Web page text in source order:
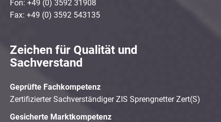
Fon: +49 (0) 3592 31908
Fax: +49 (0) 3592 543135
Zeichen für Qualität und
Sachverstand
Geprüfte Fachkompetenz
Zertifizierter Sachverständiger ZIS Sprengnetter Zert(S)
Gesicherte Marktkompetenz